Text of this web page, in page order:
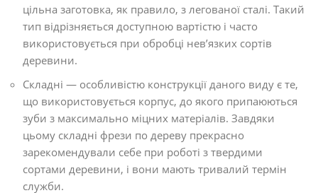
цільна заготовка, як правило, з легованої сталі. Такий
тип відрізняється доступною вартістю і часто
використовується при обробці нев’язких сортів
деревини.
Складні — особливістю конструкції даного виду є те,
що використовується корпус, до якого припаюються
зуби з максимально міцних матеріалів. Завдяки
цьому складні фрези по дереву прекрасно
зарекомендували себе при роботі з твердими
сортами деревини, і вони мають тривалий термін
служби.